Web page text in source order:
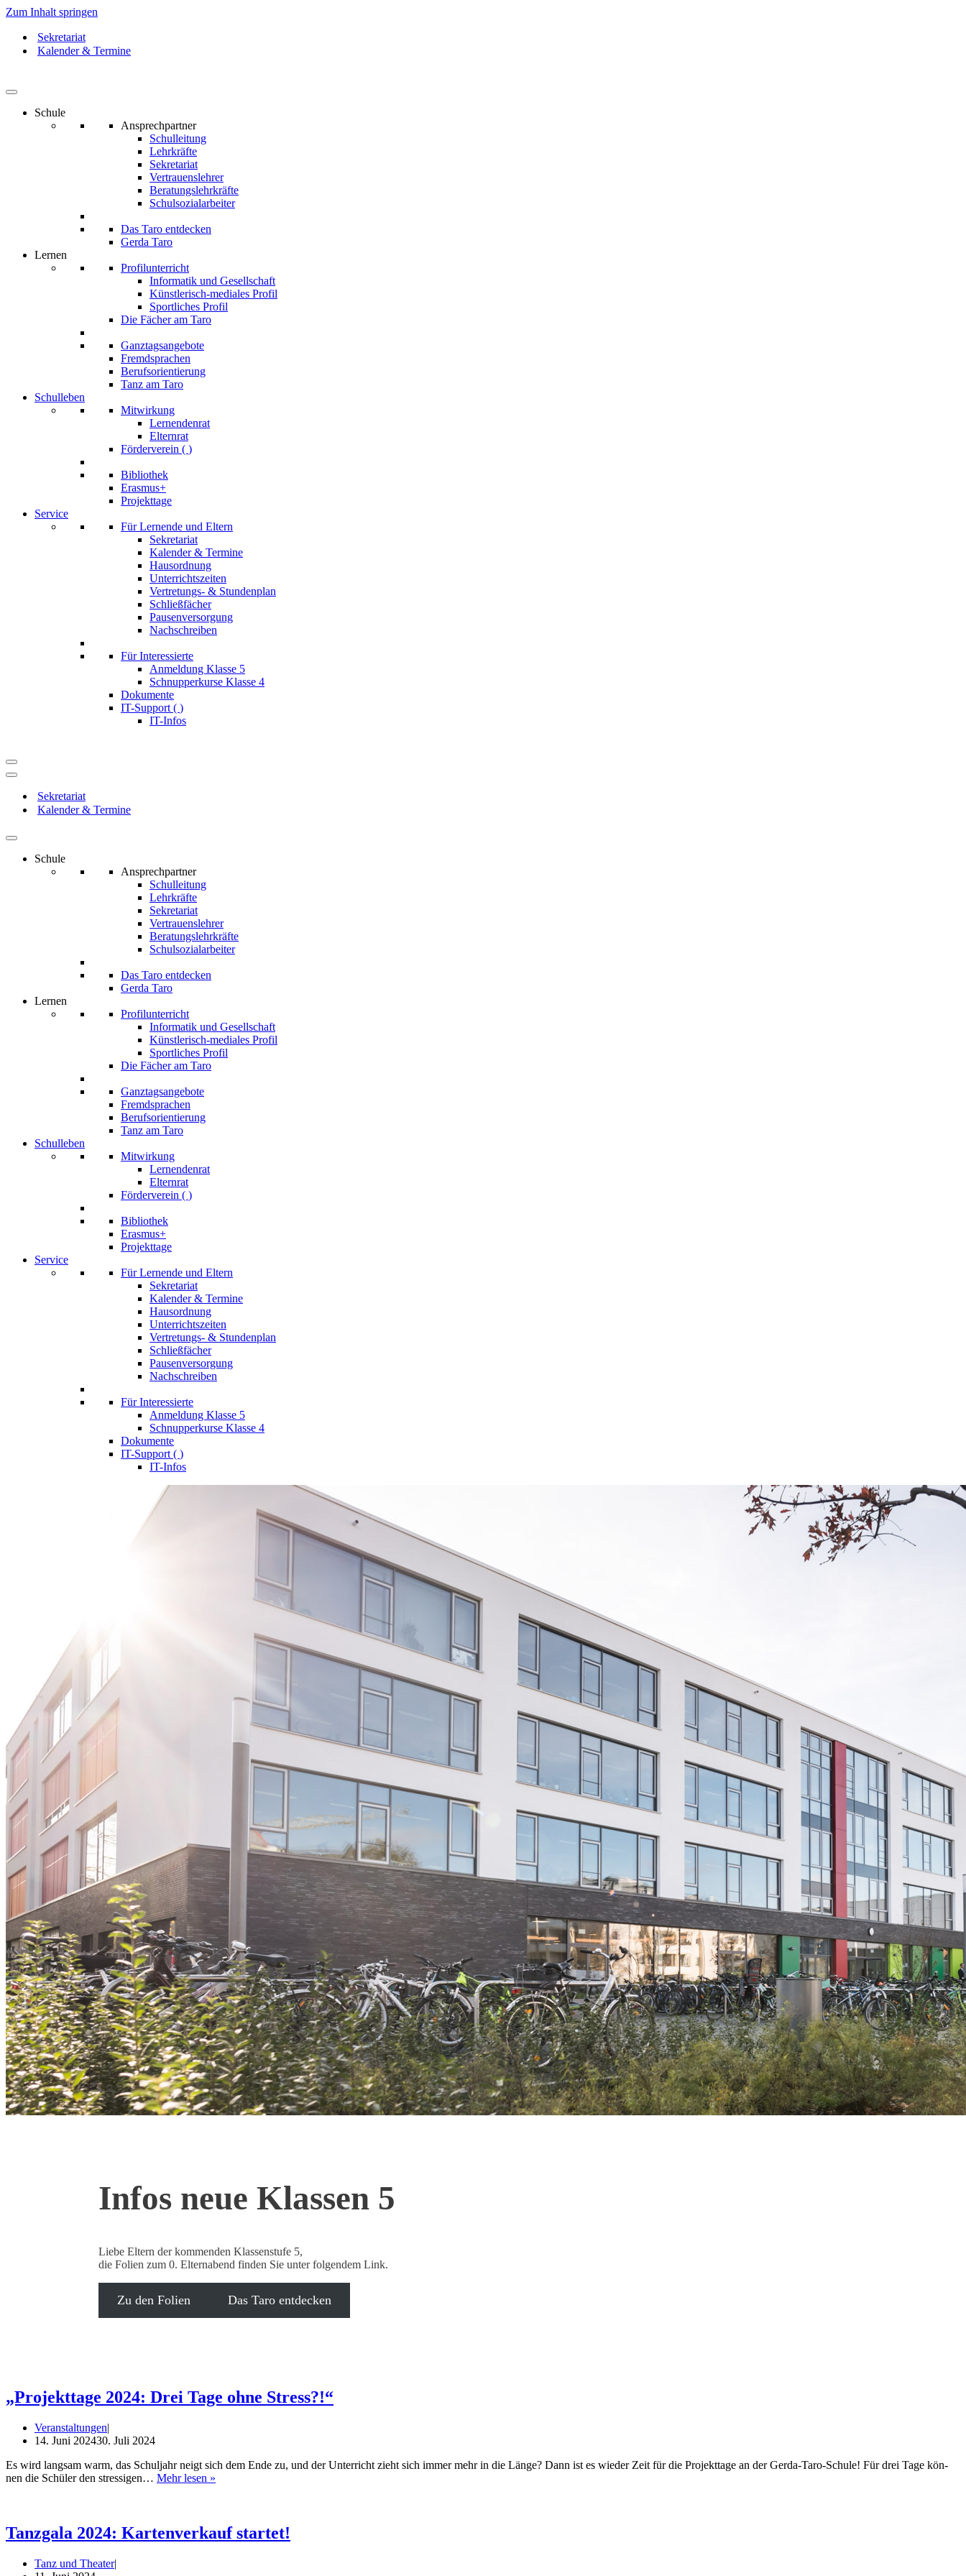
Zum Inhalt springen
Sekretariat
Kalender & Termine
Schule
Ansprechpartner
Schulleitung
Lehrkräfte
Sekretariat
Vertrauenslehrer
Beratungslehrkräfte
Schulsozialarbeiter
Das Taro entdecken
Gerda Taro
Lernen
Profilunterricht
Informatik und Gesellschaft
Künstlerisch-mediales Profil
Sportliches Profil
Die Fächer am Taro
Ganztagsangebote
Fremdsprachen
Berufsorientierung
Tanz am Taro
Schulleben
Mitwirkung
Lernendenrat
Elternrat
Förderverein ( )
Bibliothek
Erasmus+
Projekttage
Service
Für Lernende und Eltern
Sekretariat
Kalender & Termine
Hausordnung
Unterrichtszeiten
Vertretungs- & Stundenplan
Schließfächer
Pausenversorgung
Nachschreiben
Für Interessierte
Anmeldung Klasse 5
Schnupperkurse Klasse 4
Dokumente
IT-Support ( )
IT-Infos
Navigationsmenü
Navigationsmenü
Sekretariat
Kalender & Termine
Schule
Ansprechpartner
Schulleitung
Lehrkräfte
Sekretariat
Vertrauenslehrer
Beratungslehrkräfte
Schulsozialarbeiter
Das Taro entdecken
Gerda Taro
Lernen
Profilunterricht
Informatik und Gesellschaft
Künstlerisch-mediales Profil
Sportliches Profil
Die Fächer am Taro
Ganztagsangebote
Fremdsprachen
Berufsorientierung
Tanz am Taro
Schulleben
Mitwirkung
Lernendenrat
Elternrat
Förderverein ( )
Bibliothek
Erasmus+
Projekttage
Service
Für Lernende und Eltern
Sekretariat
Kalender & Termine
Hausordnung
Unterrichtszeiten
Vertretungs- & Stundenplan
Schließfächer
Pausenversorgung
Nachschreiben
Für Interessierte
Anmeldung Klasse 5
Schnupperkurse Klasse 4
Dokumente
IT-Support ( )
IT-Infos
Infos neue Klassen 5
Lie­be Eltern der kom­men­den Klas­sen­stu­fe 5,
die Foli­en zum 0. Eltern­abend fin­den Sie unter fol­gen­dem Link.
Zu den Folien Das Taro entdecken
„Projekttage 2024: Drei Tage ohne Stress?!“
Veranstaltungen
14. Juni 202430. Juli 2024
Es wird lang­sam warm, das Schul­jahr neigt sich dem Ende zu, und der Unter­richt zieht sich immer mehr in die Län­ge? Dann ist es wie­der Zeit für die Pro­jekt­ta­ge an der Ger­­da-Taro-Schu­­le! Für drei Tage kön­
nen die Schü­ler den stres­si­gen… Mehr lesen »
2024:
Drei
Tanzgala 2024: Kartenverkauf startet!
Tanz und Theater